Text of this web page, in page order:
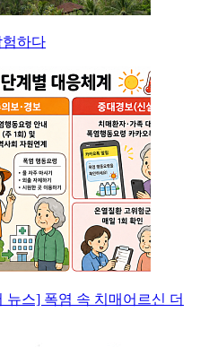
하다
뉴스] 폭염 속 치매어르신 더